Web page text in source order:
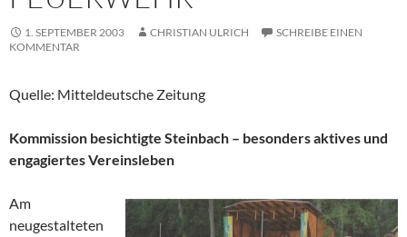
1. SEPTEMBER 2003 CHRISTIAN ULRICH
SCHREIBE EINEN
KOMMENTAR
Quelle: Mitteldeutsche Zeitung
Kommission besichtigte Steinbach – besonders aktives und
engagiertes Vereinsleben
Am
neugestalteten